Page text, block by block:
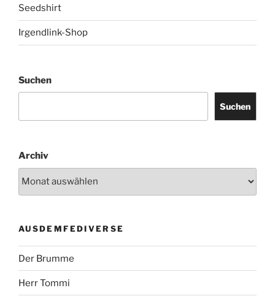
Seedshirt
Irgendlink-Shop
Suchen
Suchen
Archiv
AUSDEMFEDIVERSE
Der Brumme
Herr Tommi